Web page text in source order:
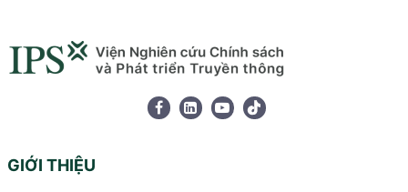
GIỚI THIỆU